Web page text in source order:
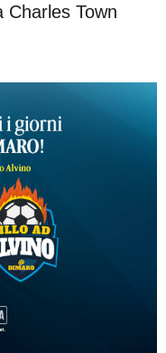
Charles Town